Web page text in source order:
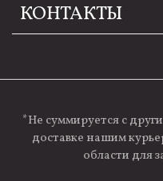
КОНТАКТЫ
*Не суммируется с
доставке нашим
области для